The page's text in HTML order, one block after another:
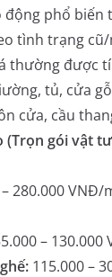
động phổ biến
tình trạng
thường được
tủ, cửa
cửa, cầu
(Trọn gói vật
280.000 VNĐ/
–
115.000 –